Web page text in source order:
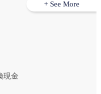
現金
+ See More